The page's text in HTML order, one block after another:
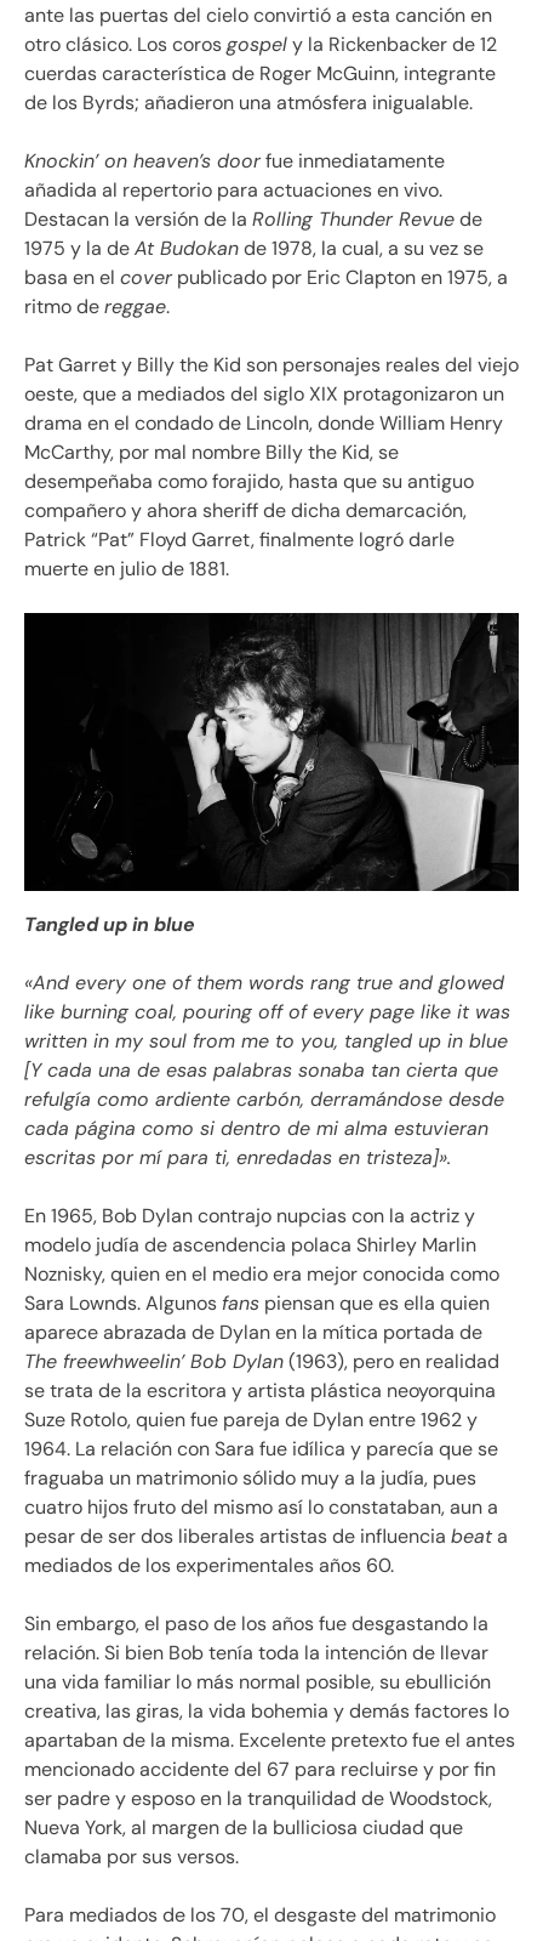
ante las puertas del cielo convirtió a esta canción en
otro clásico. Los corosgospely la Rickenbacker de 12
cuerdas característica de Roger McGuinn, integrante
de los Byrds; añadieron una atmósfera inigualable.
Knockin’ on heaven’s doorfue inmediatamente
añadida al repertorio para actuaciones en vivo.
Destacan la versión de la Rolling Thunder Revuede
1975 y la deAt Budokande 1978, la cual, a su vez se
basa en el coverpublicado por Eric Clapton en 1975, a
ritmo dereggae.
Pat Garret y Billy the Kid son personajes reales del viejo
oeste, que a mediados del siglo XIX protagonizaron un
drama en el condado de Lincoln, donde William Henry
McCarthy, por mal nombre Billy the Kid, se
desempeñaba como forajido, hasta que su antiguo
compañero y ahora sheriff de dicha demarcación,
Patrick “Pat” Floyd Garret, finalmente logró darle
muerte en julio de 1881.
Tangled up in blue
«And every one of them words rang true and glowed
like burning coal, pouring off of every page like it was
written in my soul from me to you, tangled up in blue
[Y cada una de esas palabras sonaba tan cierta que
refulgía como ardiente carbón, derramándose desde
cada página como si dentro de mi alma estuvieran
escritas por mí para ti, enredadas en tristeza]».
En 1965, Bob Dylan contrajo nupcias con la actriz y
modelo judía de ascendencia polaca Shirley Marlin
Noznisky, quien en el medio era mejor conocida como
Sara Lownds. Algunos fans piensan que es ella quien
aparece abrazada de Dylan en la mítica portada de
The freewhweelin’ Bob Dylan(1963), pero en realidad
se trata de la escritora y artista plástica neoyorquina
Suze Rotolo, quien fue pareja de Dylan entre 1962 y
1964. La relación con Sara fue idílica y parecía que se
fraguaba un matrimonio sólido muy a la judía, pues
cuatro hijos fruto del mismo así lo constataban, aun a
pesar de ser dos liberales artistas de influencia beata
mediados de los experimentales años 60.
Sin embargo, el paso de los años fue desgastando la
relación. Si bien Bob tenía toda la intención de llevar
una vida familiar lo más normal posible, su ebullición
creativa, las giras, la vida bohemia y demás factores lo
apartaban de la misma. Excelente pretexto fue el antes
mencionado accidente del 67 para recluirse y por fin
ser padre y esposo en la tranquilidad de Woodstock,
Nueva York, al margen de la bulliciosa ciudad que
clamaba por sus versos.
Para mediados de los 70, el desgaste del matrimonio